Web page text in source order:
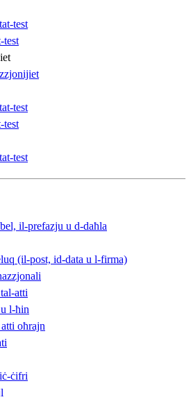
il‑prefazju u d-daħla
(il‑post, id‑data u l‑firma)
atti
l‑ħin
oħrajn
ċifri